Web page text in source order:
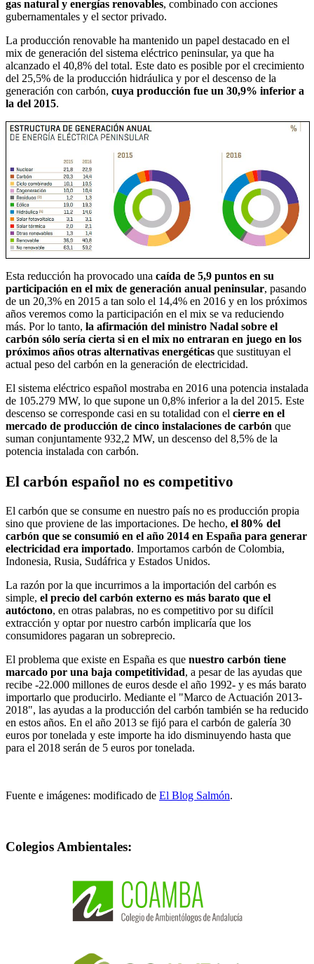
gas natural y energías renovables, combinado con acciones
gubernamentales y el sector privado.
La producción renovable ha mantenido un papel destacado en el
mix de generación del sistema eléctrico peninsular, ya que ha
alcanzado el 40,8% del total. Este dato es posible por el crecimiento
del 25,5% de la producción hidráulica y por el descenso de la
generación con carbón, cuya producción fue un 30,9% inferior a
la del 2015.
Esta reducción ha provocado una caída de 5,9 puntos en su
participación en el mix de generación anual peninsular, pasando
de un 20,3% en 2015 a tan solo el 14,4% en 2016 y en los próximos
años veremos como la participación en el mix se va reduciendo
más. Por lo tanto, la afirmación del ministro Nadal sobre el
carbón sólo sería cierta si en el mix no entraran en juego en los
próximos años otras alternativas energéticas que sustituyan el
actual peso del carbón en la generación de electricidad.
El sistema eléctrico español mostraba en 2016 una potencia instalada
de 105.279 MW, lo que supone un 0,8% inferior a la del 2015. Este
descenso se corresponde casi en su totalidad con el cierre en el
mercado de producción de cinco instalaciones de carbón que
suman conjuntamente 932,2 MW, un descenso del 8,5% de la
potencia instalada con carbón.
El carbón español no es competitivo
El carbón que se consume en nuestro país no es producción propia
sino que proviene de las importaciones. De hecho, el 80% del
carbón que se consumió en el año 2014 en España para generar
electricidad era importado. Importamos carbón de Colombia,
Indonesia, Rusia, Sudáfrica y Estados Unidos.
La razón por la que incurrimos a la importación del carbón es
simple, el precio del carbón externo es más barato que el
autóctono, en otras palabras, no es competitivo por su difícil
extracción y optar por nuestro carbón implicaría que los
consumidores pagaran un sobreprecio.
El problema que existe en España es que nuestro carbón tiene
marcado por una baja competitividad, a pesar de las ayudas que
recibe -22.000 millones de euros desde el año 1992- y es más barato
importarlo que producirlo. Mediante el "Marco de Actuación 2013-
2018", las ayudas a la producción del carbón también se ha reducido
en estos años. En el año 2013 se fijó para el carbón de galería 30
euros por tonelada y este importe ha ido disminuyendo hasta que
para el 2018 serán de 5 euros por tonelada.
Fuente e imágenes: modificado de El Blog Salmón.
Colegios Ambientales: